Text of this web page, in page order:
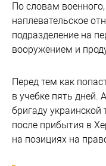
По словам
наплевательское
подразделение на
вооружением и
Перед тем как
в учебке пять
бригаду
после прибытия в
на позициях на